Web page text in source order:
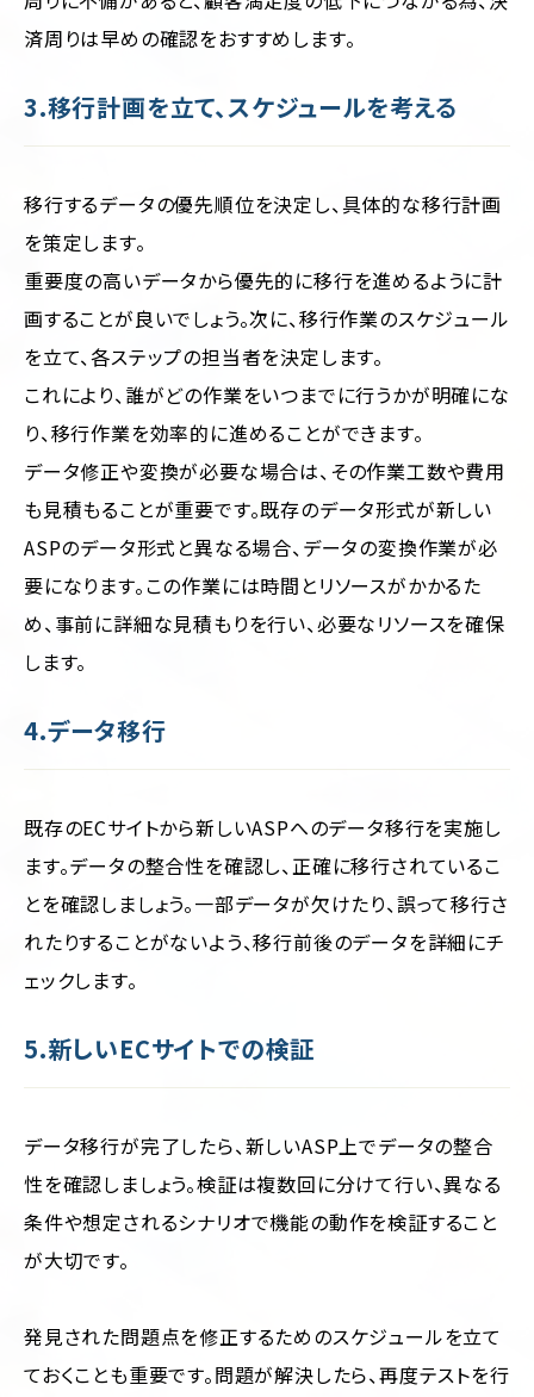
済周りは早めの確認をおすすめします。
3.移行計画を立て、スケジュールを考える
移行するデータの優先順位を決定し、具体的な移行計画
を策定します。
重要度の高いデータから優先的に移行を進めるように計
画することが良いでしょう。次に、移行作業のスケジュール
を立て、各ステップの担当者を決定します。
これにより、誰がどの作業をいつまでに行うかが明確にな
り、移行作業を効率的に進めることができます。
データ修正や変換が必要な場合は、その作業工数や費用
も見積もることが重要です。既存のデータ形式が新しい
ASPのデータ形式と異なる場合、データの変換作業が必
要になります。この作業には時間とリソースがかかるた
め、事前に詳細な見積もりを行い、必要なリソースを確保
します。
4.データ移行
既存のECサイトから新しいASPへのデータ移行を実施し
ます。データの整合性を確認し、正確に移行されているこ
とを確認しましょう。一部データが欠けたり、誤って移行さ
れたりすることがないよう、移行前後のデータを詳細にチ
ェックします。
5.新しいECサイトでの検証
データ移行が完了したら、新しいASP上でデータの整合
性を確認しましょう。検証は複数回に分けて行い、異なる
条件や想定されるシナリオで機能の動作を検証すること
が大切です。
発見された問題点を修正するためのスケジュールを立て
ておくことも重要です。問題が解決したら、再度テストを行